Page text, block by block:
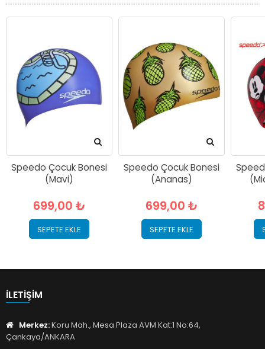
Speedo Çocuk Bonesi
(Mavi)
699,00 ₺
SEPETE EKLE
Speedo Çocuk Bonesi
(Ananas)
699,00 ₺
SEPETE EKLE
İLETIŞIM
Merkez:Koru Mah., Mesa Plaza AVM Kat:1 No:64,
Çankaya/ANKARA